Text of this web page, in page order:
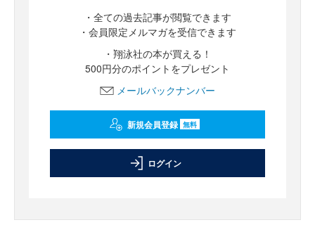
・全ての過去記事が閲覧できます
・会員限定メルマガを受信できます
・翔泳社の本が買える！
500円分のポイントをプレゼント
メールバックナンバー
新規会員登録 無料
ログイン